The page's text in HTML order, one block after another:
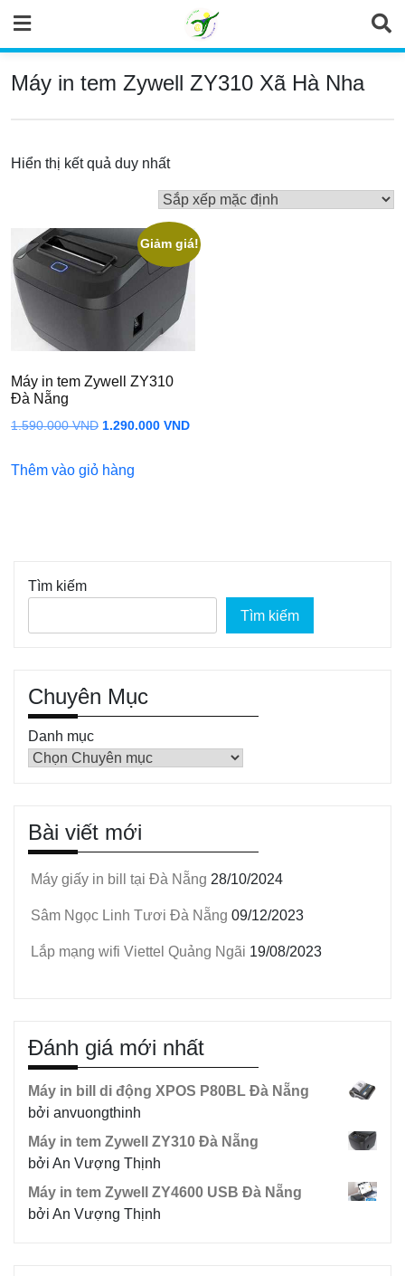
content
Máy in tem Zywell ZY310 Xã Hà Nha
Hiển thị kết quả duy nhất
Giảm giá!
Máy in tem Zywell ZY310
Đà Nẵng
1.590.000VND Giá
là:
1.290.000 VNDGiá
Thêm vào giỏ hàng
Tìm kiếm
Tìm kiếm
Chuyên Mục
Danh mục
Bài viết mới
Máy giấy in bill tại Đà Nẵng 28/10/2024
Sâm Ngọc Linh Tươi Đà Nẵng 09/12/2023
Lắp mạng wifi Viettel Quảng Ngãi 19/08/2023
Đánh giá mới nhất
Máy in bill di động XPOS P80BL Đà Nẵng
bởi anvuongthinh
Máy in tem Zywell ZY310 Đà Nẵng
bởi An Vượng Thịnh
Máy in tem Zywell ZY4600 USB Đà Nẵng
bởi An Vượng Thịnh